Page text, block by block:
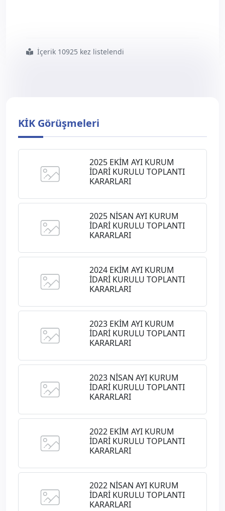
#2007
#nisan
#kurum
#idari
#kurul
#kararları
İçerik 10925 kez listelendi
KİK Görüşmeleri
2025 EKİM AYI KURUM
İDARİ KURULU TOPLANTI
KARARLARI
2025 NİSAN AYI KURUM
İDARİ KURULU TOPLANTI
KARARLARI
2024 EKİM AYI KURUM
İDARİ KURULU TOPLANTI
KARARLARI
2023 EKİM AYI KURUM
İDARİ KURULU TOPLANTI
KARARLARI
2023 NİSAN AYI KURUM
İDARİ KURULU TOPLANTI
KARARLARI
2022 EKİM AYI KURUM
İDARİ KURULU TOPLANTI
KARARLARI
2022 NİSAN AYI KURUM
İDARİ KURULU TOPLANTI
KARARLARI